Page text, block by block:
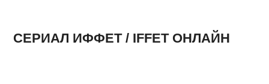
СЕРИАЛ ИФФЕТ / IFFET ОНЛАЙН